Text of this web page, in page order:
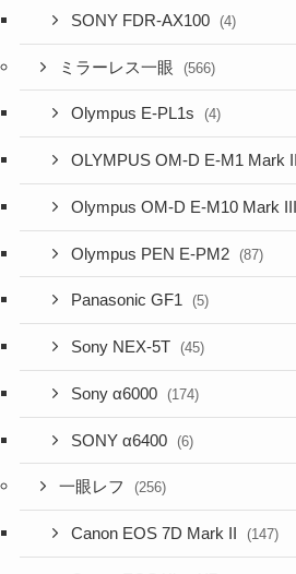
SONY FDR-AX100 (4)
ミラーレス一眼 (566)
Olympus E-PL1s (4)
OLYMPUS OM-D E-M1 Mark II
Olympus OM-D E-M10 Mark III
Olympus PEN E-PM2 (87)
Panasonic GF1 (5)
Sony NEX-5T (45)
Sony α6000 (174)
SONY α6400 (6)
一眼レフ (256)
Canon EOS 7D Mark II (147)